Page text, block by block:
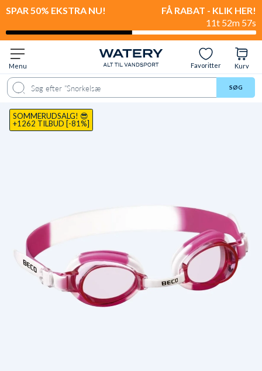
SPAR 50% EKSTRA NU!
FÅ RABAT - KLIK HER!
11t 52m 56s
Menu Favoritter Kurv
SØG
Spørgsmål & svar Anbefalet til Anmeldelser
SOMMERUDSALG! 😎
+1262 TILBUD [-81%]